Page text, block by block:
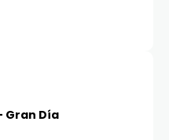
Gran Día